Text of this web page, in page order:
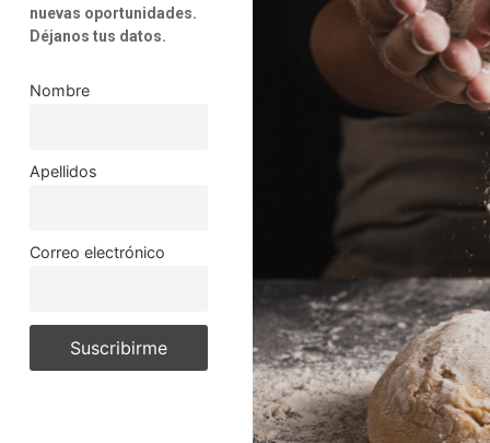
nuevas oportunidades.
Déjanos tus datos.
Nombre
Apellidos
Correo electrónico